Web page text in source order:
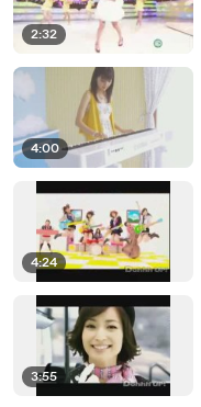
2:32
4:00
4:24
3:55